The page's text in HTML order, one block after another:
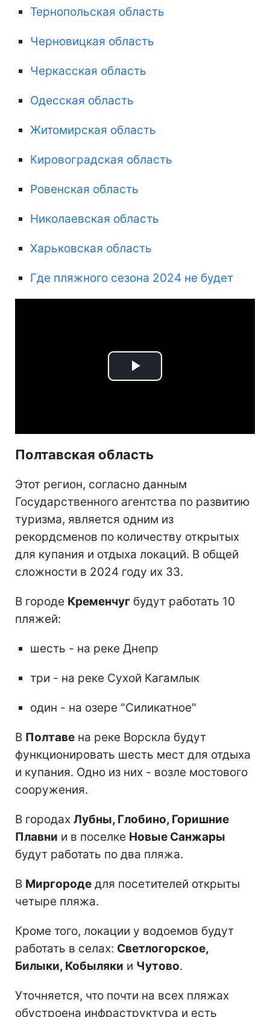
Тернопольская область
Черновицкая область
Черкасская область
Одесская область
Житомирская область
Кировоградская область
Ровенская область
Николаевская область
Харьковская область
Где пляжного сезона 2024 не будет
Play
Полтавская область
Этот регион, согласно данным
Государственного агентства по развитию
туризма, является одним из
рекордсменов по количеству открытых
для купания и отдыха локаций. В общей
сложности в 2024 году их 33.
В городе Кременчуг будут работать 10
пляжей:
шесть - на реке Днепр
три - на реке Сухой Кагамлык
один - на озере "Силикатное"
В Полтаве на реке Ворскла будут
функционировать шесть мест для отдыха
и купания. Одно из них - возле мостового
сооружения.
В городах Лубны, Глобино, Горишние
Плавни и в поселке Новые Санжары
будут работать по два пляжа.
В Миргороде для посетителей открыты
четыре пляжа.
Кроме того, локации у водоемов будут
работать в селах: Светлогорское,
Билыки, Кобыляки и Чутово.
Уточняется, что почти на всех пляжах
обустроена инфраструктура и есть